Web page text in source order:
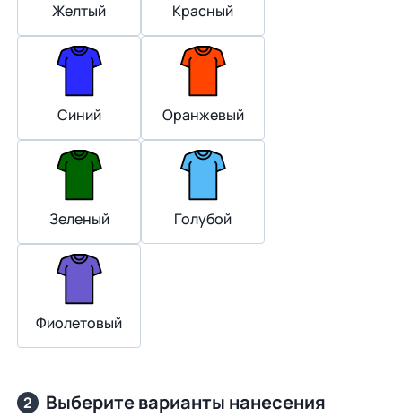
Желтый Красный
Синий Оранжевый
Зеленый Голубой
Фиолетовый
2 Выберите варианты нанесения